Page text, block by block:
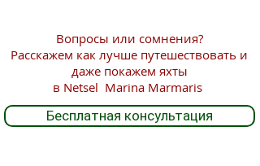
Вопросы или сомнения?
Расскажем как лучше путешествовать и
даже покажем яхты
в Netsel Marina Marmaris
Бесплатная консультация